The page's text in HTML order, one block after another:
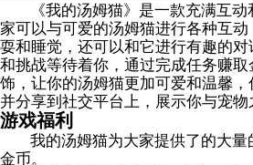
《我的汤姆猫》是一款充满互
家可以与可爱的汤姆猫进行各种互
耍和睡觉，还可以和它进行有趣的
和挑战等待着你，通过完成任务赚
饰，让你的汤姆猫更加可爱和温馨
并分享到社交平台上，展示你与宠物
游戏福利
我的汤姆猫为大家提供了的大
金币。